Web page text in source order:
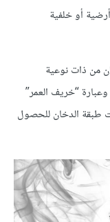
أو خلفية
من ذات نوعية
“خريف العمر”
طبقة الدخان للحصول